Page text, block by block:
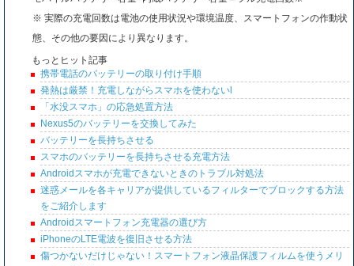
※ 実際の充電回数は電池の使用状況や環境温度、スマートフォンの作動状
態、その他の要因により異なります。
もっとヒット記事
携帯電話のバッテリーの取り付け手順
発熱は厳禁！充電しながらスマホを使わないl
「水没スマホ」の応急処置方法
Nexus5のバッテリーを交換してみた
バッテリーを長持ちさせる
スマホのバッテリーを長持ちさせる充電方法
Androidスマホが充電できないときのトラブル対処法
迷惑メールを各キャリアが提供しているフィルターでブロックする方法
をご紹介します
Androidスマートフォン充電器の選び方
iPhoneのLTE電波を復旧させる方法
傷つかないだけじゃない！スマートフォン液晶保護フィルムを使うメリ